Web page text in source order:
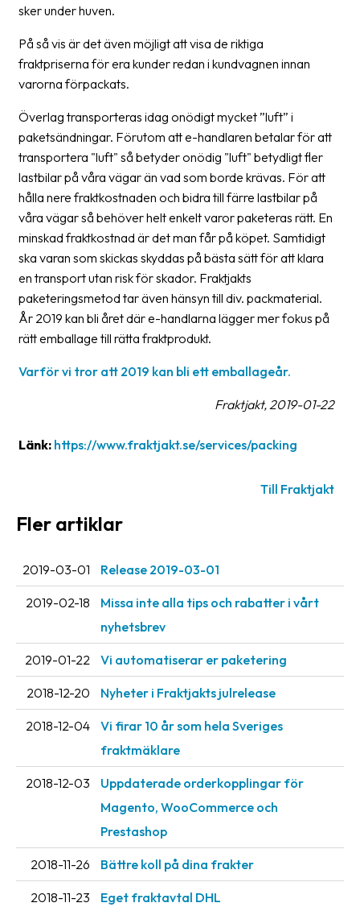
Fraktjakt
Pressrum
Medarbetare
Jobb
&
karriär
Nyhetsarkiv
Kontakta
oss
Villkor
Allmänna
och
sker under huven.
På så vis är det även möjligt att visa de riktiga
fraktpriserna för era kunder redan i kundvagnen innan
varorna förpackats.
Överlag transporteras idag onödigt mycket ”luft” i
paketsändningar. Förutom att e-handlaren betalar för att
transportera "luft" så betyder onödig "luft" betydligt fler
lastbilar på våra vägar än vad som borde krävas. För att
hålla nere fraktkostnaden och bidra till färre lastbilar på
våra vägar så behöver helt enkelt varor paketeras rätt. En
minskad fraktkostnad är det man får på köpet. Samtidigt
ska varan som skickas skyddas på bästa sätt för att klara
en transport utan risk för skador. Fraktjakts
paketeringsmetod tar även hänsyn till div. packmaterial.
År 2019 kan bli året där e-handlarna lägger mer fokus på
rätt emballage till rätta fraktprodukt.
Varför vi tror att 2019 kan bli ett emballageår.
Fraktjakt, 2019-01-22
Länk: https://www.fraktjakt.se/services/packing
Till Fraktjakt
Fler artiklar
2019-03-01 Release 2019-03-01
2019-02-18
Missa inte alla tips och rabatter i vårt
nyhetsbrev
2019-01-22 Vi automatiserar er paketering
2018-12-20 Nyheter i Fraktjakts julrelease
2018-12-04
Vi firar 10 år som hela Sveriges
fraktmäklare
2018-12-03
Uppdaterade orderkopplingar för
Magento, WooCommerce och
Prestashop
2018-11-26 Bättre koll på dina frakter
2018-11-23 Eget fraktavtal DHL